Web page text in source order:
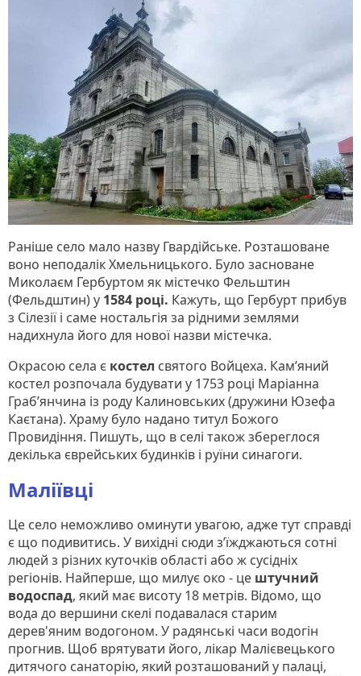
Раніше село мало назву Гвардійське. Розташоване
воно неподалік Хмельницького. Було засноване
Миколаєм Гербуртом як містечко Фельштин
(Фельдштин) у 1584 році. Кажуть, що Гербурт прибув
з Сілезії і саме ностальгія за рідними землями
надихнула його для нової назви містечка.
Окрасою села є костел святого Войцеха. Кам’яний
костел розпочала будувати у 1753 році Маріанна
Граб’янчина із роду Калиновських (дружини Юзефа
Каєтана). Храму було надано титул Божого
Провидіння. Пишуть, що в селі також збереглося
декілька єврейських будинків і руїни синагоги.
Маліївці
Це село неможливо оминути увагою, адже тут справді
є що подивитись. У вихідні сюди з’їжджаються сотні
людей з різних куточків області або ж сусідніх
регіонів. Найперше, що милує око - це штучний
водоспад, який має висоту 18 метрів. Відомо, що
вода до вершини скелі подавалася старим
дерев'яним водогоном. У радянські часи водогін
прогнив. Щоб врятувати його, лікар Малієвецького
дитячого санаторію, який розташований у палаці,